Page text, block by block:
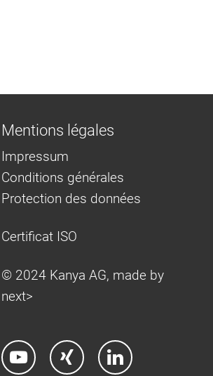
Mentions légales
Impressum
Conditions générales
Protection des données
Certificat ISO
© 2024 Kanya AG, made by
next>